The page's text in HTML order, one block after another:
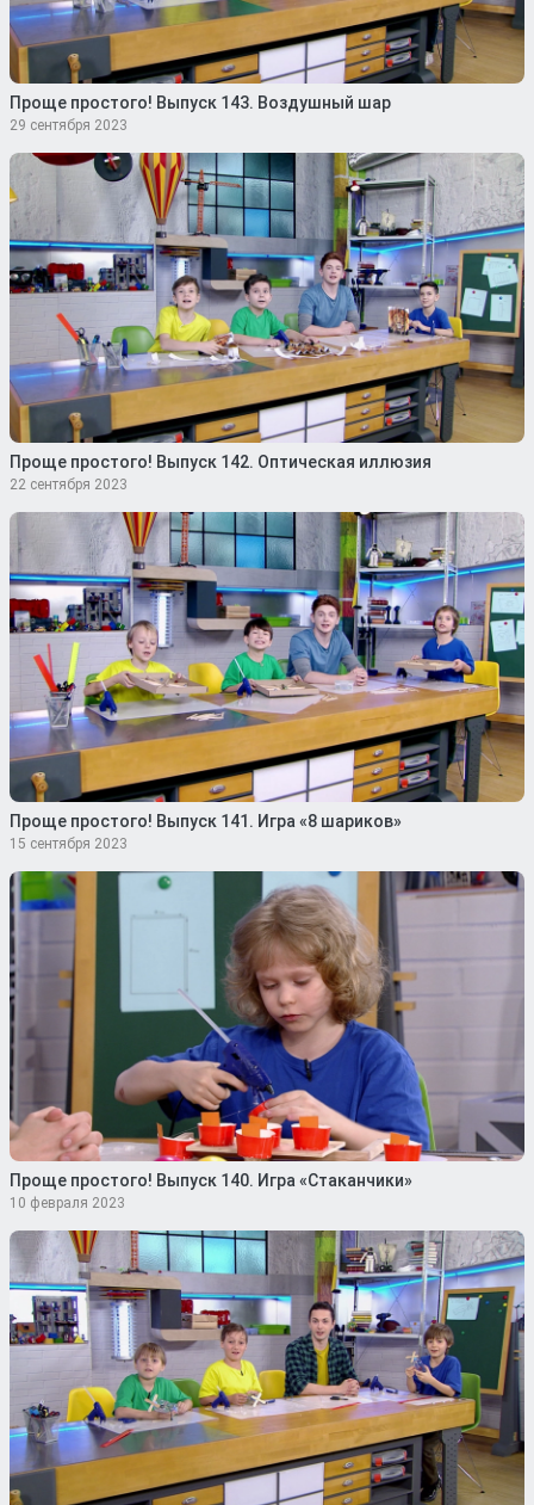
Проще простого! Выпуск 143. Воздушный шар
29 сентября 2023
Проще простого! Выпуск 142. Оптическая иллюзия
22 сентября 2023
Проще простого! Выпуск 141. Игра «8 шариков»
15 сентября 2023
Проще простого! Выпуск 140. Игра «Стаканчики»
10 февраля 2023